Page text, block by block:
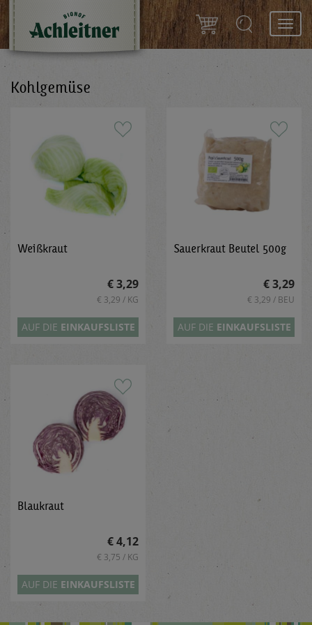
Kohlgemüse
Weißkraut
€ 3,29
€ 3,29 / KG
AUF DIE EINKAUFSLISTE
Sauerkraut Beutel 500g
€ 3,29
€ 3,29 / BEU
AUF DIE EINKAUFSLISTE
Blaukraut
€ 4,12
€ 3,75 / KG
AUF DIE EINKAUFSLISTE